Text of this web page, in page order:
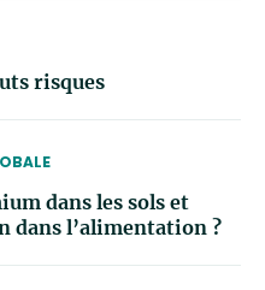
risques
dans les sols et
l’alimentation ?